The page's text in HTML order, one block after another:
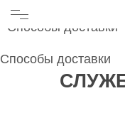
Главная
Способы доставки
Способы доставки